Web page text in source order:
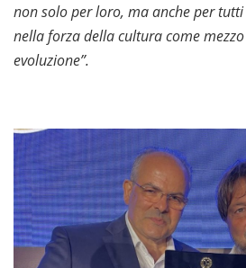
non solo per loro, ma anche per
nella forza della cultura come
evoluzione”.